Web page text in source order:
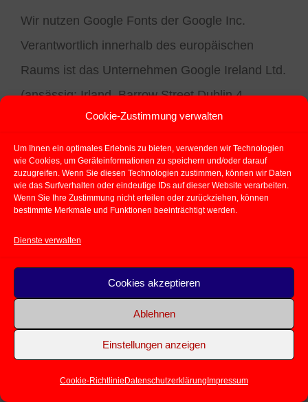
Cookie-Zustimmung verwalten
Um Ihnen ein optimales Erlebnis zu bieten, verwenden wir Technologien
wie Cookies, um Geräteinformationen zu speichern und/oder darauf
zuzugreifen. Wenn Sie diesen Technologien zustimmen, können wir Daten
wie das Surfverhalten oder eindeutige IDs auf dieser Website verarbeiten.
Wenn Sie Ihre Zustimmung nicht erteilen oder zurückziehen, können
bestimmte Merkmale und Funktionen beeinträchtigt werden.
Dienste verwalten
Cookies akzeptieren
Ablehnen
Einstellungen anzeigen
Cookie-Richtlinie Datenschutzerklärung Impressum
Wir nutzen Google Fonts der Google Inc.
Verantwortlich innerhalb des europäischen
Raums ist das Unternehmen Google Ireland Ltd.
(ansässig: Irland, Barrow Street Dublin 4,
Gordon House). Die Schriftarten von Google
werden dabei lokal, also auf unserem
Webserver bei Alfahosting und damit nicht auf
den Servern von Google – gespeichert und von
diesem eingebunden. Es erfolgt also keine
Datenübertragung oder eine Datenspeicherung
zu/auf Google – Servern im Zusammenhang mit
Datensicherheit
Sämtliche bei uns oder etwaigen
Auftragsverarbeitern gespeicherten Daten